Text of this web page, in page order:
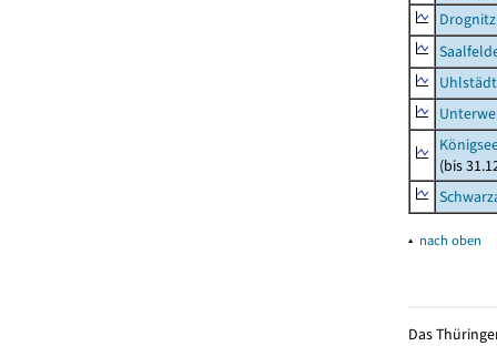
Drognitz
(bis
▴ nach oben
Das